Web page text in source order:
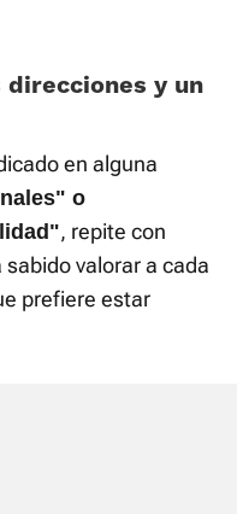
y un
en alguna
" o
, repite con
valorar a cada
prefiere estar